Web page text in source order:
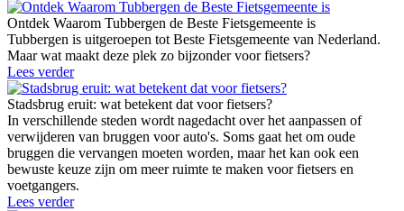
Ontdek Waarom Tubbergen de Beste Fietsgemeente is
Tubbergen is uitgeroepen tot Beste Fietsgemeente van Nederland.
Maar wat maakt deze plek zo bijzonder voor fietsers?
Lees verder
Stadsbrug eruit: wat betekent dat voor fietsers?
In verschillende steden wordt nagedacht over het aanpassen of
verwijderen van bruggen voor auto's. Soms gaat het om oude
bruggen die vervangen moeten worden, maar het kan ook een
bewuste keuze zijn om meer ruimte te maken voor fietsers en
voetgangers.
Lees verder